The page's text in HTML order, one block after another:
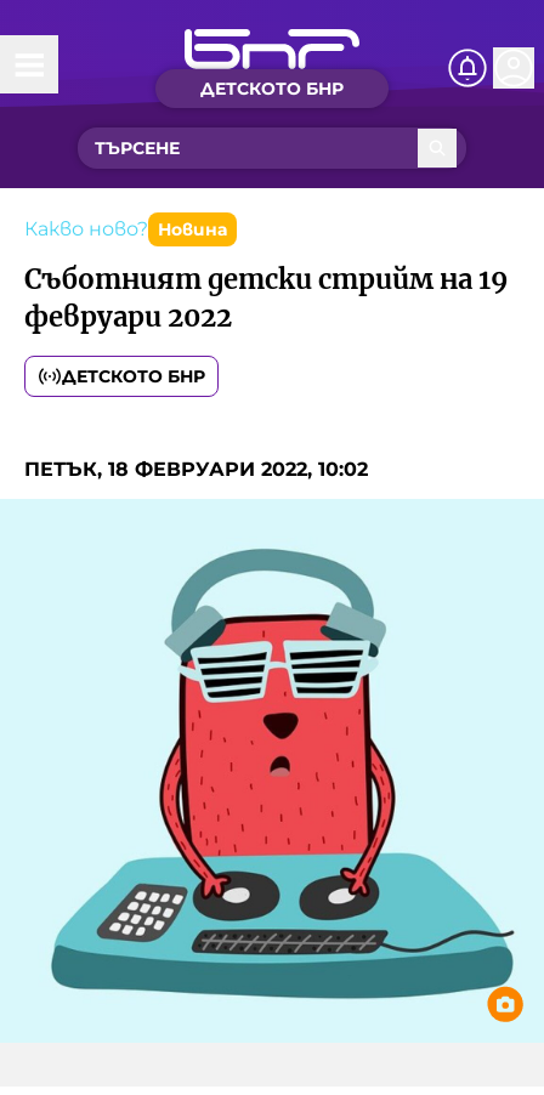
ДЕТСКОТО БНР
Начало
Какво ново?
Рубрики с вълшебства
Детско радио
Чуйте
Новините на детски език
Песнички
Интересен архив
Фантазирай
История на изкуството
Музикална кутийка
От соул до рокендрол
Междучасие
Яйцето на света
Къщата
Златната ябълка
Кои сме ние?
За вас, родители
БНР Новини
Архивен фонд на БНР
Какво ново? Новина
Съботният детски стрийм на 19
февруари 2022
ДЕТСКОТО БНР
ПЕТЪК, 18 ФЕВРУАРИ 2022, 10:02